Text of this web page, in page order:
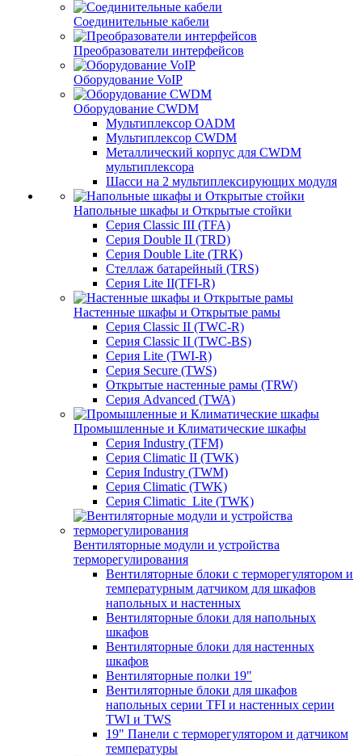
Соединительные кабели
Преобразователи интерфейсов
Оборудование VoIP
Оборудование CWDM
Мультиплекcор OADM
Мультиплексор CWDM
Металлический корпус для CWDM
мультиплексора
Шасси на 2 мультиплексирующих модуля
Напольные шкафы и Открытые стойки
Серия Classic III (TFA)
Серия Double II (TRD)
Серия Double Lite (TRK)
Стеллаж батарейный (TRS)
Серия Lite II(TFI-R)
Настенные шкафы и Открытые рамы
Серия Classic II (TWC-R)
Серия Classic II (TWC-BS)
Серия Lite (TWI-R)
Серия Secure (TWS)
Открытые настенные рамы (TRW)
Серия Advanced (TWA)
Промышленные и Климатические шкафы
Серия Industry (TFM)
Серия Climatic II (TWK)
Серия Industry (TWM)
Серия Climatic (TWK)
Серия Climatic_Lite (TWK)
Вентиляторные модули и устройства
терморегулирования
Вентиляторные блоки с терморегулятором и
температурным датчиком для шкафов
напольных и настенных
Вентиляторные блоки для напольных
шкафов
Вентиляторные блоки для настенных
шкафов
Вентиляторные полки 19"
Вентиляторные блоки для шкафов
напольных серии TFI и настенных серии
TWI и TWS
19" Панели с терморегулятором и датчиком
температуры